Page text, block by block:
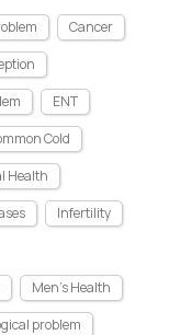
Cancer
ENT
Cold
Health
Infertility
Men's Health
problem